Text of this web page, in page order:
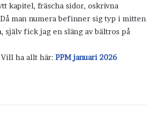
kapitel, fräscha sidor, oskrivna
man numera befinner sig typ i mitten
fick jag en släng av bältros på
ha allt här: PPM januari 2026